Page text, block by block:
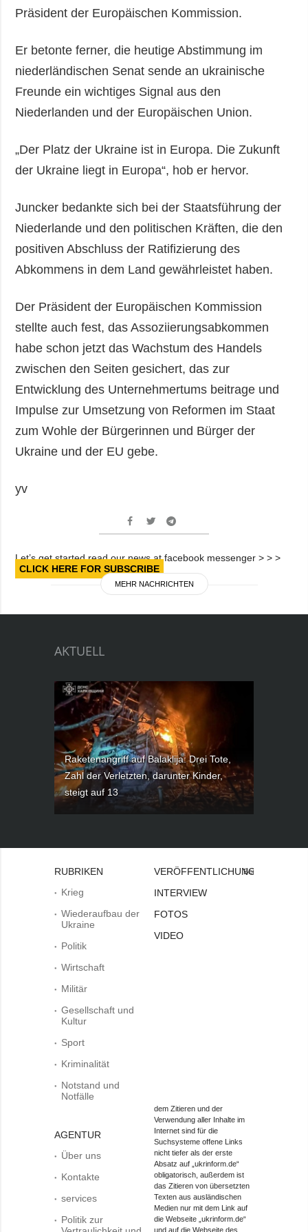
Präsident der Europäischen Kommission.
Er betonte ferner, die heutige Abstimmung im
niederländischen Senat sende an ukrainische
Freunde ein wichtiges Signal aus den
Niederlanden und der Europäischen Union.
„Der Platz der Ukraine ist in Europa. Die Zukunft
der Ukraine liegt in Europa“, hob er hervor.
Juncker bedankte sich bei der Staatsführung der
Niederlande und den politischen Kräften, die den
positiven Abschluss der Ratifizierung des
Abkommens in dem Land gewährleistet haben.
Der Präsident der Europäischen Kommission
stellte auch fest, das Assoziierungsabkommen
habe schon jetzt das Wachstum des Handels
zwischen den Seiten gesichert, das zur
Entwicklung des Unternehmertums beitrage und
Impulse zur Umsetzung von Reformen im Staat
zum Wohle der Bürgerinnen und Bürger der
Ukraine und der EU gebe.
yv
Let’s get started read our news at facebook messenger > > >
CLICK HERE FOR SUBSCRIBE
MEHR NACHRICHTEN
AKTUELL
Raketenangriff auf Balaklija: Drei Tote,
Zahl der Verletzten, darunter Kinder,
steigt auf 13
RUBRIKEN
Krieg
Wiederaufbau der
Ukraine
Politik
Wirtschaft
Militär
Gesellschaft und
Kultur
Sport
Kriminalität
Notstand und
Notfälle
AGENTUR
Über uns
Kontakte
services
Politik zur
VERÖFFENTLICHUNGEN
INTERVIEW
FOTOS
VIDEO
Bei
dem Zitieren und der
Verwendung aller Inhalte im
Internet sind für die
Suchsysteme offene Links
nicht tiefer als der erste
Absatz auf „ukrinform.de“
obligatorisch, außerdem ist
das Zitieren von übersetzten
Texten aus ausländischen
Medien nur mit dem Link auf
die Webseite „ukrinform.de“
und auf die Webseite des